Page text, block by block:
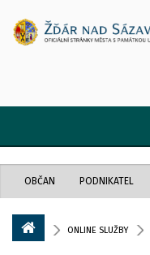
OBČAN PODNIKATEL
ONLINE SLUŽBY